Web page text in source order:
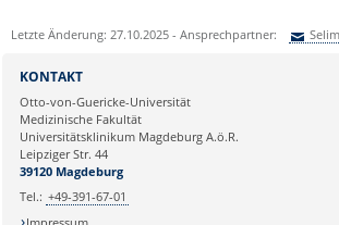
Bachelor/Masterarbeit oder
Informationsgespräch bei:
Frau Lema Jamizade:
lema.jamizada@med.ovgu.de
oder telefonisch unter:
0391 67-250 51
Letzte Änderung: 27.10.2025 - Ansprechpartner:
Ihre E-Mailadresse:
Ihr Anliegen:
KONTAKT
Otto-von-Guericke-Universität
Medizinische Fakultät
Universitätsklinikum Magdeburg A.ö.R.
Leipziger Str. 44
39120 Magdeburg
Tel.: +49-391-67-01